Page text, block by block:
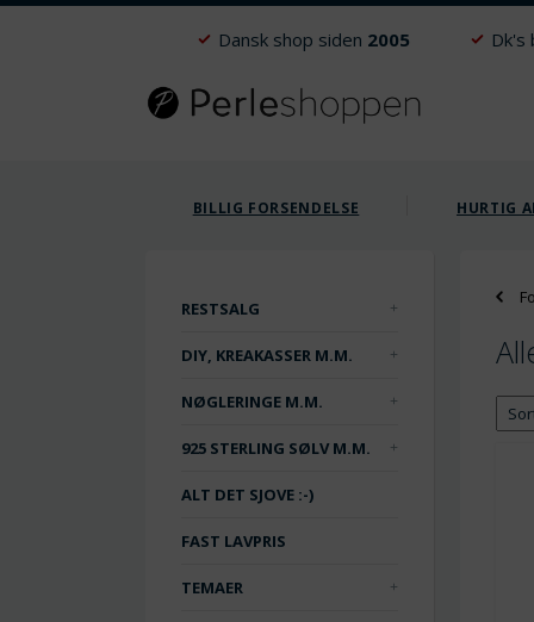
Dansk shop siden 2005
BILLIG FORSENDELSE HURTIG
RESTSALG
DIY, KREAKASSER M.M.
NØGLERINGE M.M.
925 STERLING SØLV M.M.
ALT DET SJOVE :-)
FAST LAVPRIS
TEMAER